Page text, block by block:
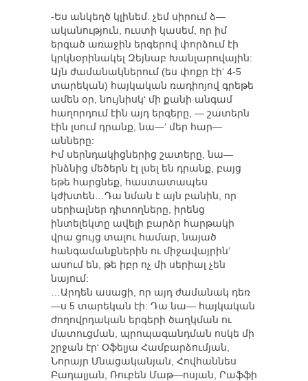
-Ես անկեղծ կլինեմ. չեմ սիրում ձ—
ականություն, ուստի կասեմ, որ իմ
երգած առաջին երգերով փորձում էի
կրկնօրինակել Զեյնաբ Խանլարովային:
Այն ժամանակներում (ես փոքր էի‘ 4-5
տարեկան) հայկական ռադիոյով գրեթե
ամեն օր, նույնիսկ‘ մի քանի անգամ
հաղորդում էին այդ երգերը, — շատերն
էին լսում դրանք, նա—‘ մեր հար—
անները:
Իմ սերնդակիցներից շատերը, նա—
ինձնից մեծերն էլ լսել են դրանք, բայց
եթե հարցնեք, հաստատապես
կժխտեն…Դա նման է այն բանին, որ
սերիալներ դիտողները, իրենց
ինտելեկտը ավելի բարձր հարթակի
վրա ցույց տալու համար, նայած
հանգամանքներին ու միջավայրին‘
ասում են, թե իբր ոչ մի սերիալ չեն
նայում:
…Արդեն ասացի, որ այդ ժամանակ դեռ
—ս 5 տարեկան էի: Դա նա— հայկական
ժողովրդական երգերի ծաղկման ու
մատուցման, պրոպագանդման ոսկե մի
շրջան էր‘ Օֆելյա Համբարձումյան,
Նորայր Մնացականյան, Հովհաննես
Բադալյան, Ռուբեն Մաթ—ոսյան, Րաֆֆի